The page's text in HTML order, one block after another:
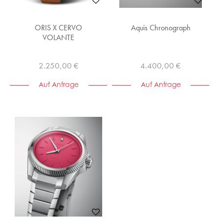
ORIS X CERVO
VOLANTE
2.250,00 €
Auf Anfrage
Aquis Chronograph
4.400,00 €
Auf Anfrage